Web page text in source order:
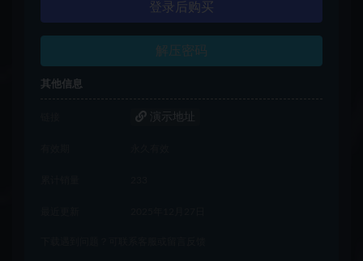
登录后购买
解压密码
其他信息
演示地址